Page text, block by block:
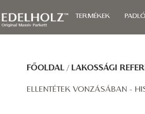
TERMÉKEK
FŐOLDAL / LAKOSSÁGI
ELLENTÉTEK VONZÁSÁBAN -